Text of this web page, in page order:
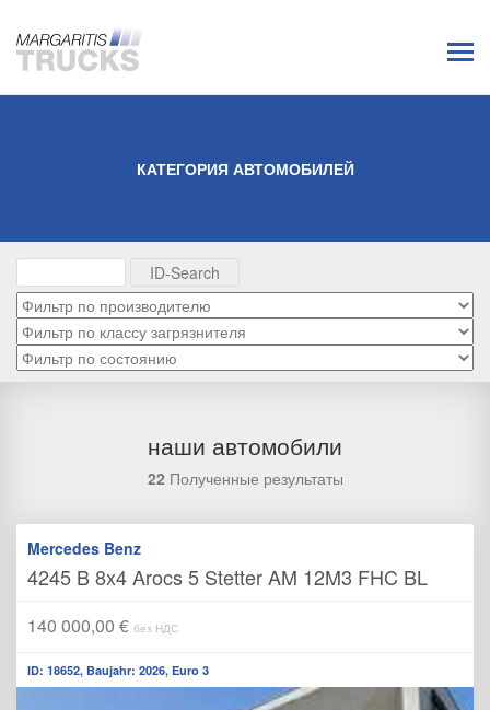
КАТЕГОРИЯ АВТОМОБИЛЕЙ
наши автомобили
22 Полученные результаты
Mercedes Benz
4245 B 8x4 Arocs 5 Stetter AM 12M3 FHC BL
140 000,00 € без НДС
ID: 18652, Baujahr: 2026, Euro 3